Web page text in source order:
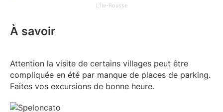
L’Île-Rousse
À savoir
Attention la visite de certains villages peut être
compliquée en été par manque de places de parking.
Faites vos excursions de bonne heure.